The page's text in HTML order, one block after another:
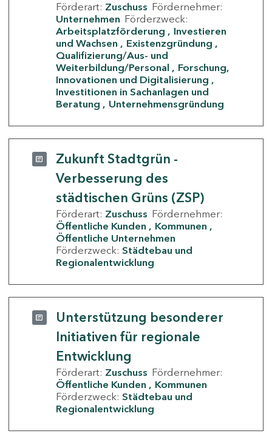
Förderart: Zuschuss Fördernehmer:
Unternehmen Förderzweck:
Arbeitsplatzförderung
Investieren
und Wachsen
Existenzgründung
Qualifizierung/Aus- und
Weiterbildung/Personal
Forschung,
Innovationen und Digitalisierung
Investitionen in Sachanlagen und
Beratung
Unternehmensgründung
Zukunft Stadtgrün -
Verbesserung des
städtischen Grüns (ZSP)
Förderart: Zuschuss Fördernehmer:
Öffentliche Kunden
Kommunen
Öffentliche Unternehmen
Förderzweck: Städtebau und
Regionalentwicklung
Unterstützung besonderer
Initiativen für regionale
Entwicklung
Förderart: Zuschuss Fördernehmer:
Öffentliche Kunden
Kommunen
Förderzweck: Städtebau und
Regionalentwicklung